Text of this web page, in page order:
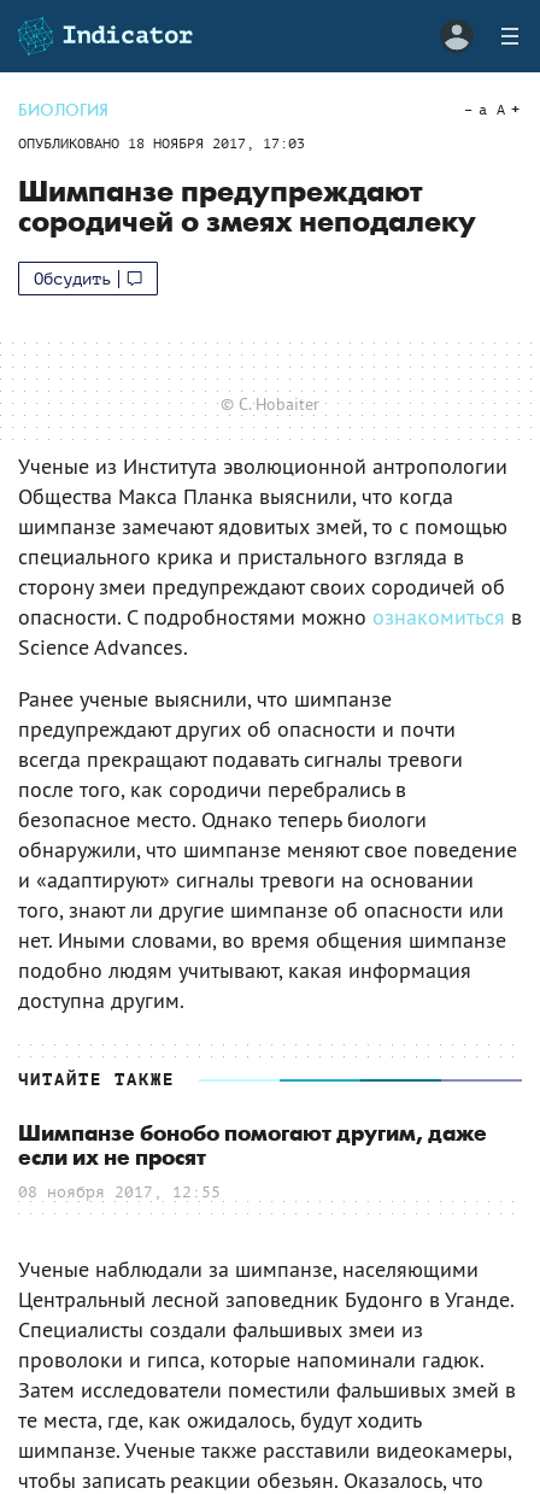
БИОЛОГИЯ
ОПУБЛИКОВАНО 18 НОЯБРЯ 2017, 17:03
a A
Шимпанзе предупреждают
сородичей о змеях неподалеку
Обсудить
© C. Hobaiter
Ученые из Института эволюционной антропологии
Общества Макса Планка выяснили, что когда
шимпанзе замечают ядовитых змей, то с помощью
специального крика и пристального взгляда в
сторону змеи предупреждают своих сородичей об
опасности. С подробностями можно ознакомиться в
Science Advances.
Ранее ученые выяснили, что шимпанзе
предупреждают других об опасности и почти
всегда прекращают подавать сигналы тревоги
после того, как сородичи перебрались в
безопасное место. Однако теперь биологи
обнаружили, что шимпанзе меняют свое поведение
и «адаптируют» сигналы тревоги на основании
того, знают ли другие шимпанзе об опасности или
нет. Иными словами, во время общения шимпанзе
подобно людям учитывают, какая информация
доступна другим.
ЧИТАЙТЕ ТАКЖЕ
Шимпанзе бонобо помогают другим, даже
если их не просят
08 ноября 2017, 12:55
Ученые наблюдали за шимпанзе, населяющими
Центральный лесной заповедник Будонго в Уганде.
Специалисты создали фальшивых змеи из
проволоки и гипса, которые напоминали гадюк.
Затем исследователи поместили фальшивых змей в
те места, где, как ожидалось, будут ходить
шимпанзе. Ученые также расставили видеокамеры,
чтобы записать реакции обезьян. Оказалось, что